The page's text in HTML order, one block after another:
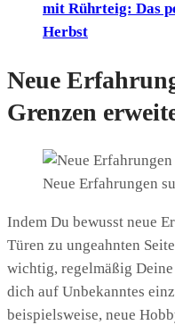
mit Rührteig: Das
Herbst
Neue
Grenzen
Neue Erfahrungen
Indem Du bewusst neue
Türen zu ungeahnten
wichtig, regelmäßig
dich auf Unbekanntes
beispielsweise, neue